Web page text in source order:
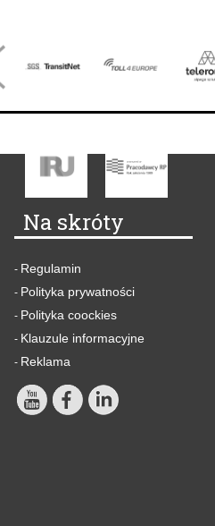
Na skróty
- Regulamin
- Polityka prywatności
- Polityka coockies
- Klauzule informacyjne
- Reklama